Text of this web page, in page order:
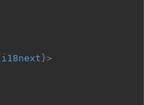
i18next }>